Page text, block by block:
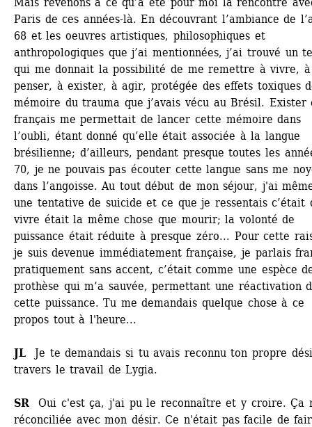
Paris de ces années-là. En découvrant l’ambiance de
68 et les oeuvres artistiques, philosophiques et
anthropologiques que j’ai mentionnées, j’ai trouvé un
qui me donnait la possibilité de me remettre à vivre, à
penser, à exister, à agir, protégée des effets toxiques
mémoire du trauma que j’avais vécu au Brésil. Exister
français me permettait de lancer cette mémoire dans
l’oubli, étant donné qu’elle était associée à la langue
brésilienne; d’ailleurs, pendant presque toutes les
70, je ne pouvais pas écouter cette langue sans me
dans l’angoisse. Au tout début de mon séjour, j'ai
une tentative de suicide et ce que je ressentais c’était
vivre était la même chose que mourir; la volonté de
puissance était réduite à presque zéro... Pour cette
je suis devenue immédiatement française, je parlais
pratiquement sans accent, c’était comme une espèce
prothèse qui m’a sauvée, permettant une réactivation
cette puissance. Tu me demandais quelque chose à ce
propos tout à l'heure...
JL Je te demandais si tu avais reconnu ton propre
travers le travail de Lygia.
SR Oui c'est ça, j'ai pu le reconnaître et y croire. Ça
réconciliée avec mon désir. Ce n'était pas facile de